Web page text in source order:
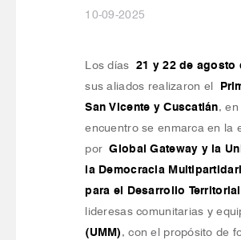
10-09-2025
Los días 21 y 22 de agosto
sus aliados realizaron el
San Vicente y Cuscatlán ,
encuentro se enmarca en la
porGlobal Gateway y la
la Democracia
para el Desarrollo Territorial
lideresas comunitarias y
(UMM)
, con el propósito de